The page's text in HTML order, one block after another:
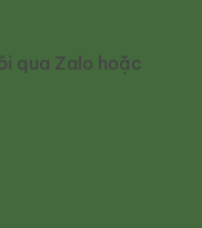
qua Zalo hoặc